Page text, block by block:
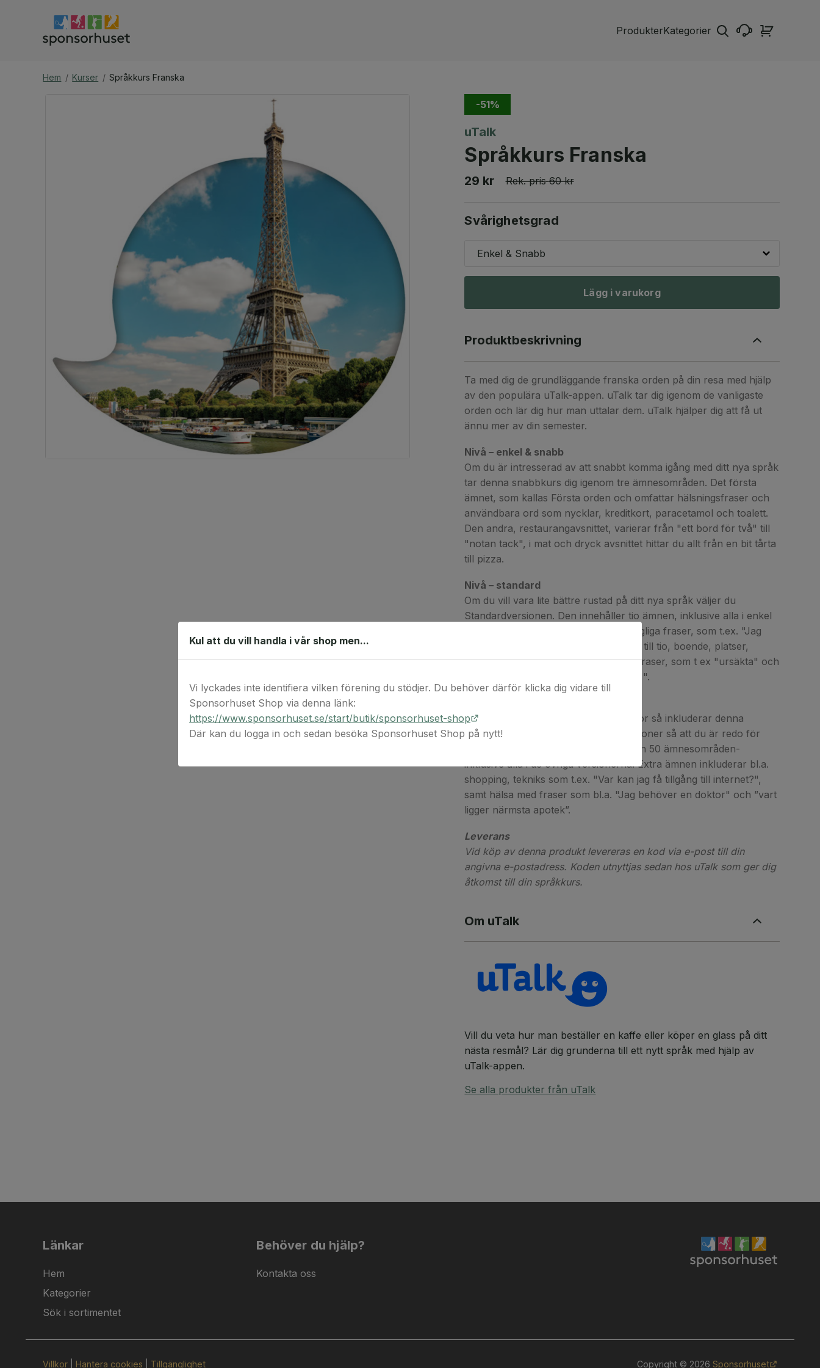
ProdukterKategorier
Hem / Kurser / Språkkurs Franska
-51%
uTalk
Språkkurs Franska
29 kr Rek. pris 60 kr
Svårighetsgrad
Enkel & Snabb
Lägg i varukorg
Produktbeskrivning
Ta med dig de grundläggande franska orden på din resa med hjälp
av den populära uTalk-appen. uTalk tar dig igenom de vanligaste
orden och lär dig hur man uttalar dem. uTalk hjälper dig att få ut
ännu mer av din semester.
Nivå – enkel & snabb
Om du är intresserad av att snabbt komma igång med ditt nya språk
tar denna snabbkurs dig igenom tre ämnesområden. Det första
ämnet, som kallas Första orden och omfattar hälsningsfraser och
användbara ord som nycklar, kreditkort, paracetamol och toalett.
Den andra, restaurangavsnittet, varierar från "ett bord för två" till
"notan tack", i mat och dryck avsnittet hittar du allt från en bit tårta
till pizza.
Nivå – standard
Om du vill vara lite bättre rustad på ditt nya språk väljer du
Standardversionen. Den innehåller tio ämnen, inklusive alla i enkel
& snabb versionen, men också: vardagliga fraser, som t.ex. "Jag
hade det jättetrevligt”, samt siffror upp till tio, boende, platser,
vägbeskrivning, transport, och korta fraser, som t ex "ursäkta" och
”vart finns den närmsta bankomaten? ".
För att få ut mesta möjliga av dina resor så inkluderar denna
exklusivversionen ett stort antal situationer så att du är redo för
nästan vad som helst. Välj bland fler än 50 ämnesområden-
inklusive alla i de övriga versionerna. Extra ämnen inkluderar bl.a.
shopping, tekniks som t.ex. "Var kan jag få tillgång till internet?",
samt hälsa med fraser som bl.a. "Jag behöver en doktor" och ”vart
ligger närmsta apotek”.
Leverans
Vid köp av denna produkt levereras en kod via e-post till din
angivna e-postadress. Koden utnyttjas sedan hos uTalk som ger dig
åtkomst till din språkkurs.
Om uTalk
Vill du veta hur man beställer en kaffe eller köper en glass på ditt
nästa resmål? Lär dig grunderna till ett nytt språk med hjälp av
uTalk-appen.
Se alla produkter från uTalk
Länkar
Hem
Kategorier
Sök i sortimentet
Behöver du hjälp?
Kontakta oss
Villkor Hantera cookies Tillgänglighet Copyright © 2026 Sponsorhuset
Kul att du vill handla i vår shop men...
Vi lyckades inte identifiera vilken förening du stödjer. Du behöver därför klicka dig vidare till
Sponsorhuset Shop via denna länk:
https://www.sponsorhuset.se/start/butik/sponsorhuset-shop
Där kan du logga in och sedan besöka Sponsorhuset Shop på nytt!